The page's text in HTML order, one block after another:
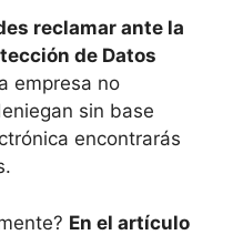
reclamar ante la
de Datos
empresa no
sin base
encontrarás
En el artículo